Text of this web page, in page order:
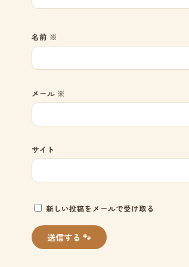
名前 ※
メール ※
サイト
新しい投稿をメールで受け取る